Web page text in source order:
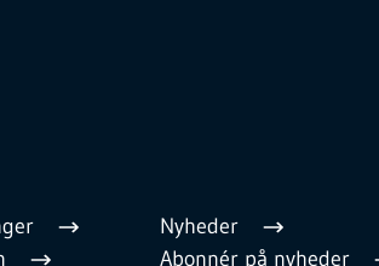
Nyheder
Abonnér på nyheder